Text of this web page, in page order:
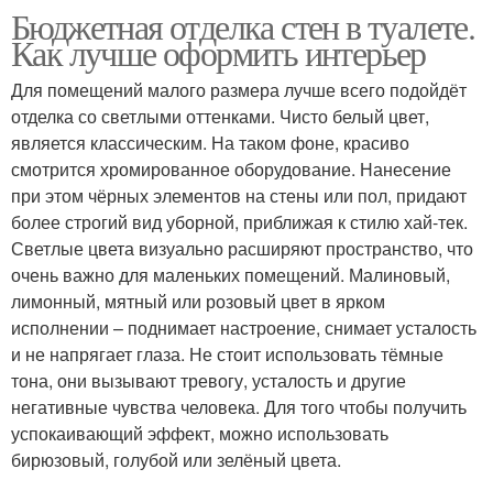
Бюджетная отделка стен в туалете.
Как лучше оформить интерьер
Для помещений малого размера лучше всего подойдёт
отделка со светлыми оттенками. Чисто белый цвет,
является классическим. На таком фоне, красиво
смотрится хромированное оборудование. Нанесение
при этом чёрных элементов на стены или пол, придают
более строгий вид уборной, приближая к стилю хай-тек.
Светлые цвета визуально расширяют пространство, что
очень важно для маленьких помещений. Малиновый,
лимонный, мятный или розовый цвет в ярком
исполнении – поднимает настроение, снимает усталость
и не напрягает глаза. Не стоит использовать тёмные
тона, они вызывают тревогу, усталость и другие
негативные чувства человека. Для того чтобы получить
успокаивающий эффект, можно использовать
бирюзовый, голубой или зелёный цвета.